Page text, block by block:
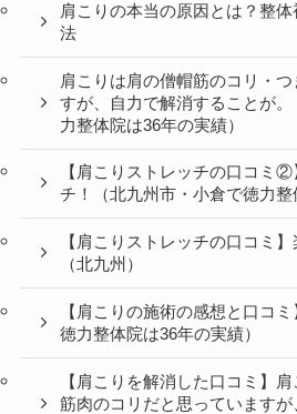
肩こりの本当の原因とは？整
法
肩こりは肩の僧帽筋のコリ・
すが、自力で解消することが
力整体院は36年の実績）
【肩こりストレッチの口コミ
チ！（北九州市・小倉で徳力整
【肩こりストレッチの口コミ
（北九州）
【肩こりの施術の感想と口コ
徳力整体院は36年の実績）
【肩こりを解消した口コミ】
筋肉のコリだと思っています